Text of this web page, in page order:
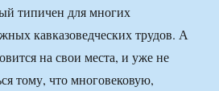
типичен для многих
кавказоведческих трудов. А
на свои места, и уже не
тому, что многовековую,